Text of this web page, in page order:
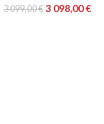
3 099,00€ 3 098,00€